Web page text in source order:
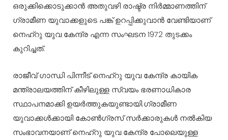
ഒരുക്കിക്കൊടുക്കാൻ അതുവഴി രാഷ്ട്ര നിർമ്മാണത്തിന്
ഗ്രാമീണ യുവാക്കളുടെ പങ്ക് ഉറപ്പിക്കുവാൻ വേണ്ടിയാണ്
നെഹ്റു യുവ കേന്ദ്ര എന്ന സംഘടന 1972 തുടക്കം
കുറിച്ചത്.
രാജീവ് ഗാന്ധി പിന്നീട് നെഹ്റു യുവ കേന്ദ്ര കായിക
മന്ത്രാലയത്തിന് കീഴിലുള്ള സ്വയം ഭരണാധികാര
സ്ഥാപനമാക്കി ഉയർത്തുകയുണ്ടായി.ഗ്രാമീണ
യുവാക്കൾക്കായി കോൺഗ്രസ് സർക്കാരുകൾ നൽകിയ
സംഭാവനയാണ് നെഹ്റു യുവ കേന്ദ്ര പോലെയുള്ള